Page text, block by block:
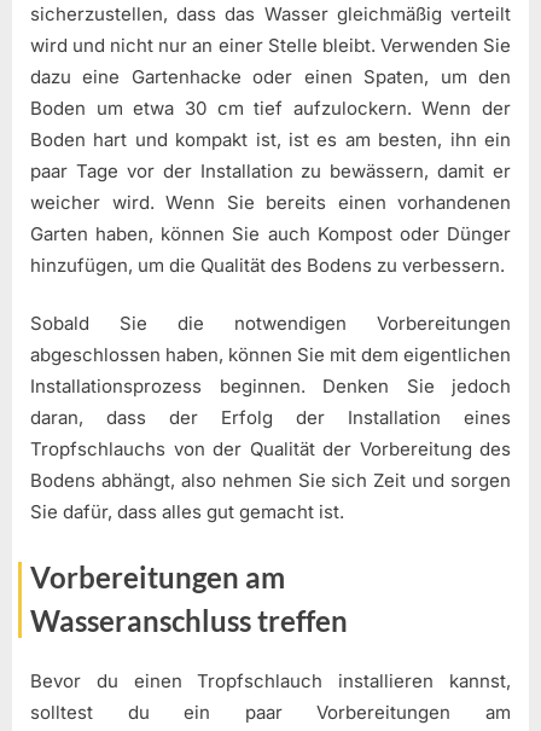
sicherzustellen, dass das Wasser gleichmäßig verteilt
wird und nicht nur an einer Stelle bleibt. Verwenden Sie
dazu eine Gartenhacke oder einen Spaten, um den
Boden um etwa 30 cm tief aufzulockern. Wenn der
Boden hart und kompakt ist, ist es am besten, ihn ein
paar Tage vor der Installation zu bewässern, damit er
weicher wird. Wenn Sie bereits einen vorhandenen
Garten haben, können Sie auch Kompost oder Dünger
hinzufügen, um die Qualität des Bodens zu verbessern.
Sobald Sie die notwendigen Vorbereitungen
abgeschlossen haben, können Sie mit dem eigentlichen
Installationsprozess beginnen. Denken Sie jedoch
daran, dass der Erfolg der Installation eines
Tropfschlauchs von der Qualität der Vorbereitung des
Bodens abhängt, also nehmen Sie sich Zeit und sorgen
Sie dafür, dass alles gut gemacht ist.
Vorbereitungen am
Wasseranschluss treffen
Bevor du einen Tropfschlauch installieren kannst,
solltest du ein paar Vorbereitungen am